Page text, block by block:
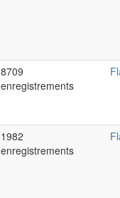
8709
enregistrements
1982
enregistrements